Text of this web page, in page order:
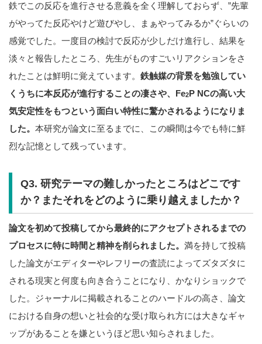
鉄でこの反応を進行させる意義を全く理解しておらず、”先輩
がやってた反応やけど遊びやし、まぁやってみるか”ぐらいの
感覚でした。一度目の検討で反応が少しだけ進行し、結果を
淡々と報告したところ、先生がものすごいリアクションをさ
れたことは鮮明に覚えています。 鉄触媒の背景を勉強してい
くうちに本反応が進行することの凄さや、Fe2P NCの高い大
気安定性をもつという面白い特性に驚かされるようになりま
した。 本研究が論文に至るまでに、この瞬間は今でも特に鮮
烈な記憶として残っています。
Q3. 研究テーマの難しかったところはどこです
か？またそれをどのように乗り越えましたか？
論文を初めて投稿してから最終的にアクセプトされるまでの
プロセスに特に時間と精神を削られました。 満を持して投稿
した論文がエディターやレフリーの査読によってズタズタに
される現実と何度も向き合うことになり、かなりショックで
した。ジャーナルに掲載されることのハードルの高さ、論文
における自身の想いと社会的な受け取られ方には大きなギャ
ップがあることを嫌というほど思い知らされました。